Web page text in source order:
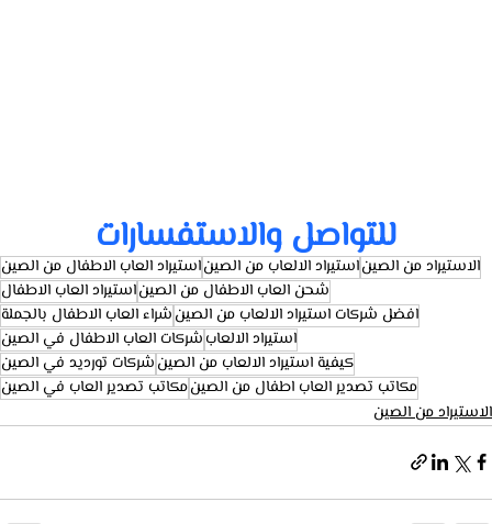
للتواصل والاستفسارات
الاستيراد من الصيناستيراد الالعاب من الصيناستيراد العاب الاطفال من الصين
شحن العاب الاطفال من الصيناستيراد العاب الاطفال
افضل شركات استيراد الالعاب من الصينشراء العاب الاطفال بالجملة
استيراد الالعابشركات العاب الاطفال في الصين
كيفية استيراد الالعاب من الصينشركات تورديد في الصين
مكاتب تصدير العاب اطفال من الصينمكاتب تصدير العاب في الصين
الاستيراد من الصين